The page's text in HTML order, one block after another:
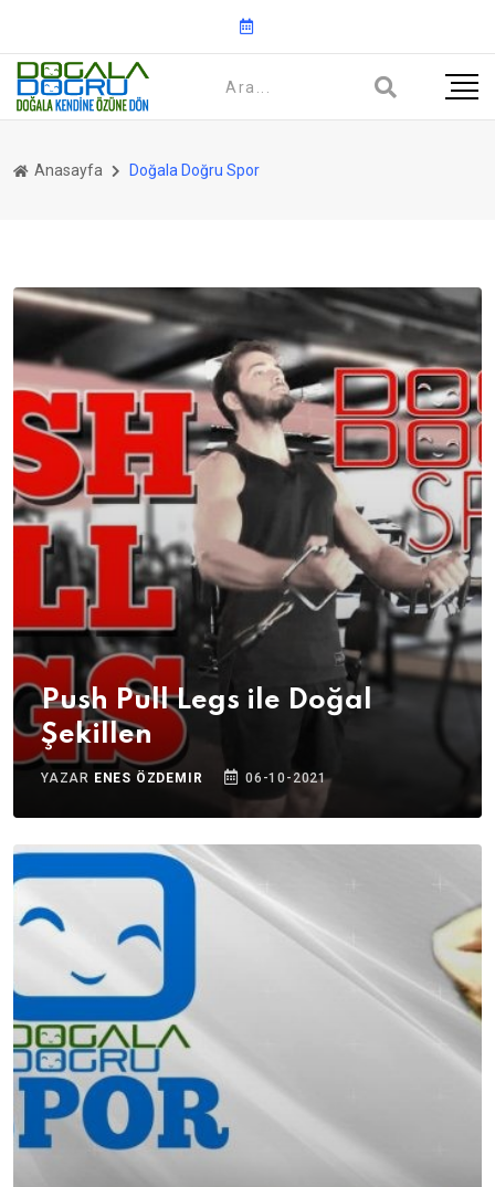
Anasayfa Doğala Doğru Spor
Push Pull Legs ile Doğal
Şekillen
YAZAR ENES ÖZDEMIR 06-10-2021